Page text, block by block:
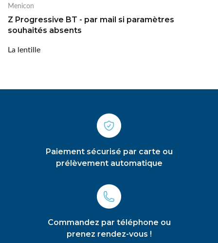
Menicon
Z Progressive BT - par mail si paramètres
souhaités absents
La lentille
Paiement sécurisé par carte ou
prélèvement automatique
Commandez par téléphone ou
prenez rendez-vous !